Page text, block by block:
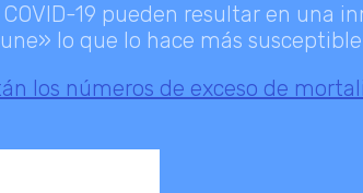
19 pueden resultar en una
lo que lo hace más
los números de exceso de